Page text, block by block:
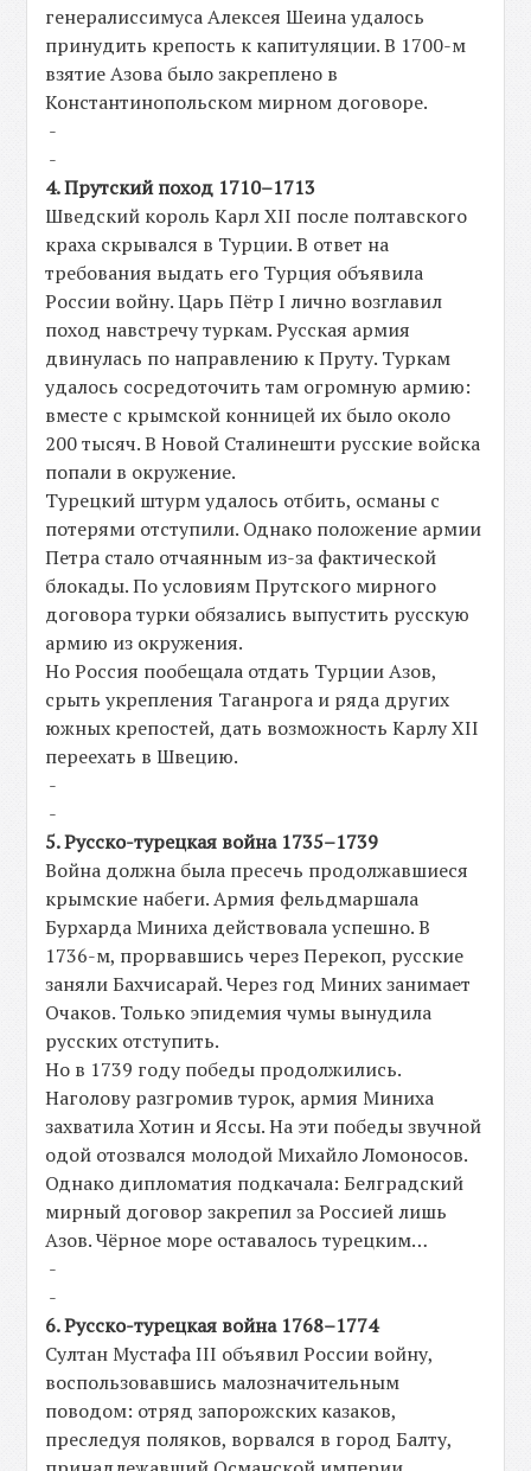
генералиссимуса Алексея Шеина удалось
принудить крепость к капитуляции. В 1700-м
взятие Азова было закреплено в
Константинопольском мирном договоре.
-
-
4. Прутский поход 1710–1713
Шведский король Карл XII после полтавского
краха скрывался в Турции. В ответ на
требования выдать его Турция объявила
России войну. Царь Пётр I лично возглавил
поход навстречу туркам. Русская армия
двинулась по направлению к Пруту. Туркам
удалось сосредоточить там огромную армию:
вместе с крымской конницей их было около
200 тысяч. В Новой Сталинешти русские войска
попали в окружение.
Турецкий штурм удалось отбить, османы с
потерями отступили. Однако положение армии
Петра стало отчаянным из-за фактической
блокады. По условиям Прутского мирного
договора турки обязались выпустить русскую
армию из окружения.
Но Россия пообещала отдать Турции Азов,
срыть укрепления Таганрога и ряда других
южных крепостей, дать возможность Карлу XII
переехать в Швецию.
-
-
5. Русско-турецкая война 1735–1739
Война должна была пресечь продолжавшиеся
крымские набеги. Армия фельдмаршала
Бурхарда Миниха действовала успешно. В
1736-м, прорвавшись через Перекоп, русские
заняли Бахчисарай. Через год Миних занимает
Очаков. Только эпидемия чумы вынудила
русских отступить.
Но в 1739 году победы продолжились.
Наголову разгромив турок, армия Миниха
захватила Хотин и Яссы. На эти победы звучной
одой отозвался молодой Михайло Ломоносов.
Однако дипломатия подкачала: Белградский
мирный договор закрепил за Россией лишь
Азов. Чёрное море оставалось турецким…
-
-
6. Русско-турецкая война 1768–1774
Султан Мустафа III объявил России войну,
воспользовавшись малозначительным
поводом: отряд запорожских казаков,
преследуя поляков, ворвался в город Балту,